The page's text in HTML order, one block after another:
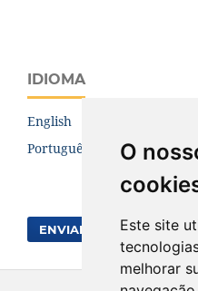
O
Este site
melhorar
IDIOMA
English
Português (Brasil)
ENVIAR SUBMISSÃO